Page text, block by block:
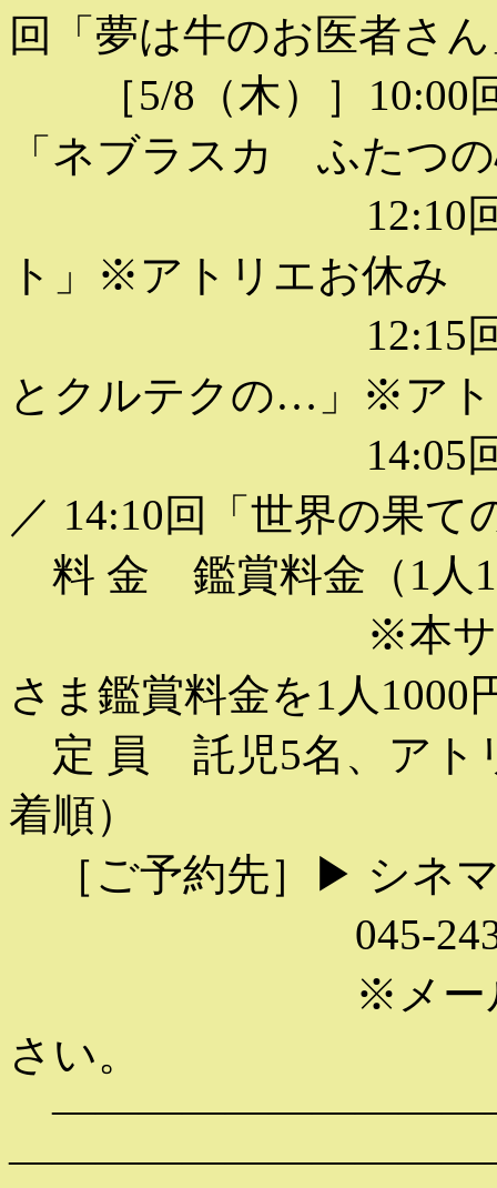
回「夢は牛のお医者さ
［5/8（木）］10:00
「ネブラスカ ふたつ
12:10回「ビフ
ト」※アトリエお休み
12:15回「チェ
とクルテクの…」※ア
14:05回「チョ
／ 14:10回「世界の果て
料 金 鑑賞料金（1人
※本サービスを
さま鑑賞料金を1人1000
定 員 託児5名、アト
着順）
［ご予約先］▶ シネ
045-243-9800／
※メールにはお
さい。